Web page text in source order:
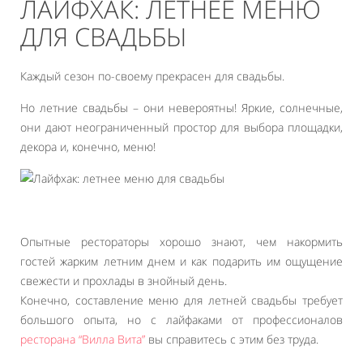
ЛАЙФХАК: ЛЕТНЕЕ МЕНЮ
ДЛЯ СВАДЬБЫ
Каждый сезон по-своему прекрасен для свадьбы.
Но летние свадьбы – они невероятны! Яркие, солнечные,
они дают неограниченный простор для выбора площадки,
декора и, конечно, меню!
Опытные рестораторы хорошо знают, чем накормить
гостей жарким летним днем и как подарить им ощущение
свежести и прохлады в знойный день.
Конечно, составление меню для летней свадьбы требует
большого опыта, но с лайфаками от профессионалов
ресторана “Вилла Вита” вы справитесь с этим без труда.